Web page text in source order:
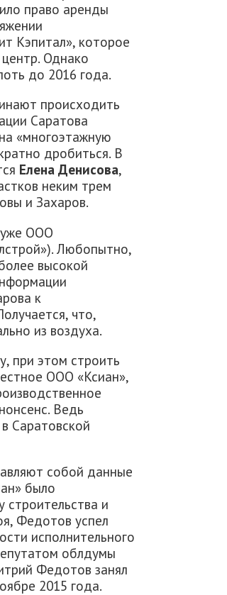
право аренды
Кэпитал», которое
Однако
до 2016 года.
происходить
Саратова
«многоэтажную
дробиться. В
Елена Денисова,
неким трем
и Захаров.
уже ООО
Любопытно,
высокой
к
что,
из воздуха.
при этом строить
ООО «Ксиан»,
Ведь
Саратовской
собой данные
было
и
Федотов успел
исполнительного
облдумы
Федотов занял
2015 года.